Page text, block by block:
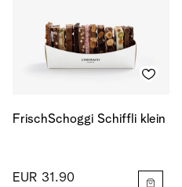
FrischSchoggi Schiffli klein
EUR 31.90